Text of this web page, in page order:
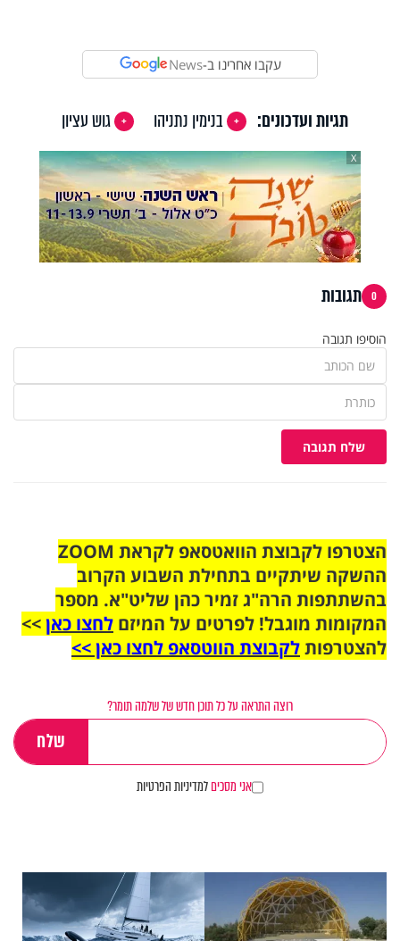
עקבו אחרינו ב-News
תגיות ועדכונים: בנימין נתניהו גוש עציון
X
0 תגובות
הוסיפו תגובה
שלח תגובה
הצטרפו לקבוצת הוואטסאפ לקראת ZOOM
ההשקה שיתקיים בתחילת השבוע הקרוב
בהשתתפות הרה"ג זמיר כהן שליט"א. מספר
המקומות מוגבל! לפרטים על המיזם לחצו כאן>>
להצטרפותלקבוצת הווטסאפ לחצו כאן >>
רוצה התראה על כל תוכן חדש של שלמה תומר?
אני מסכיםלמדיניות הפרטיות